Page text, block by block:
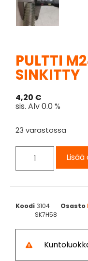
PULTTI
SINKITTY
4,20 €
sis. Alv 0.0 %
23 varastossa
Koodi 3104 Osasto
SK7H58